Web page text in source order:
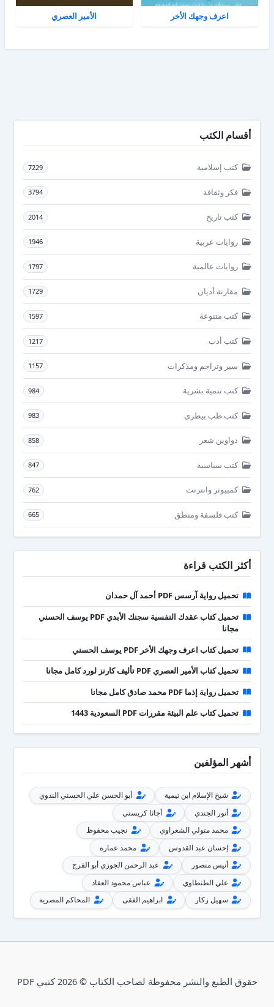
اعرف وجهك الأخر الأمير العصري
أقسام الكتب
كتب إسلامية 7229
فكر وثقافة 3794
كتب تاريخ 2014
روايات عربية 1946
روايات عالمية 1797
مقارنة أديان 1729
كتب متنوعة 1597
كتب أدب 1217
سير وتراجم ومذكرات 1157
كتب تنمية بشرية 984
كتب طب بيطرى 983
دواوين شعر 858
كتب سياسية 847
كمبيوتر وانترنت 762
كتب فلسفة ومنطق 665
أكثر الكتب قراءة
تحميل رواية آرسس PDF أحمد آل حمدان
تحميل كتاب عقدك النفسية سجنك الأبدي PDF يوسف الحسني
مجانا
تحميل كتاب اعرف وجهك الأخر PDF يوسف الحسني
تحميل كتاب الأمير العصري PDF تأليف كارنز لورد كامل مجانا
تحميل رواية إذما PDF محمد صادق كامل مجانا
تحميل كتاب علم البيئة مقررات PDF السعودية 1443
أشهر المؤلفين
شيخ الإسلام ابن تيمية
أبو الحسن علي الحسني الندوي
أنور الجندي
أجاثا كريستي
محمد متولي الشعراوي
نجيب محفوظ
إحسان عبد القدوس
محمد عمارة
أنيس منصور
عبد الرحمن الجوزي أبو الفرج
علي الطنطاوي
عباس محمود العقاد
سهيل زكار
ابراهيم الفقى المحاكم المصرية
حقوق الطبع والنشر محفوظة لصاحب الكتاب © 2026 كتبي PDF